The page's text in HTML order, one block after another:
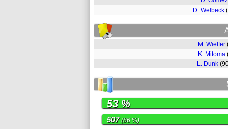
D. Welbeck
M. Wieffer
K. Mitoma
L. Dunk
53 %
507(86 %)